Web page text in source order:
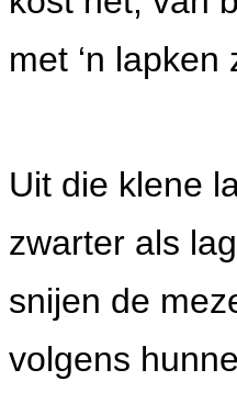
met ‘n lapken
Uit die klene
zwarter als
snijen de
volgens